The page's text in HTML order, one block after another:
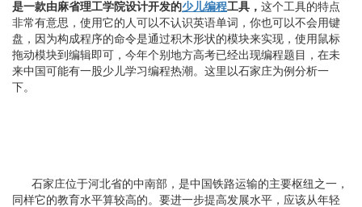
是一款由麻省理工学院设计开发的少儿编程工具， 这个工具的特点
非常有意思，使用它的人可以不认识英语单词，你也可以不会用键
盘，因为构成程序的命令是通过积木形状的模块来实现，使用鼠标
拖动模块到编辑即可，今年个别地方高考已经出现编程题目，在未
来中国可能有一股少儿学习编程热潮。这里以石家庄为例分析一
下。
石家庄位于河北省的中南部，是中国铁路运输的主要枢纽之一，
同样它的教育水平算较高的。要进一步提高发展水平，应该从年轻